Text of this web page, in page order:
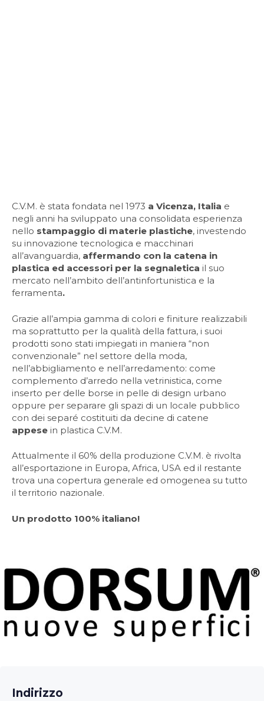
Indirizzo
C.V.M. è stata fondata nel 1973 a Vicenza, Italia e
negli anni ha sviluppato una consolidata esperienza
nello stampaggio di materie plastiche, investendo
su innovazione tecnologica e macchinari
all’avanguardia, affermando con la catena in
plastica ed accessori per la segnaletica il suo
mercato nell’ambito dell’antinfortunistica e la
ferramenta.
Grazie all’ampia gamma di colori e finiture realizzabili
ma soprattutto per la qualità della fattura, i suoi
prodotti sono stati impiegati in maniera “non
convenzionale” nel settore della moda,
nell’abbigliamento e nell’arredamento: come
complemento d’arredo nella vetrinistica, come
inserto per delle borse in pelle di design urbano
oppure per separare gli spazi di un locale pubblico
con dei separé costituiti da decine di catene
appese in plastica C.V.M.
Attualmente il 60% della produzione C.V.M. è rivolta
all’esportazione in Europa, Africa, USA ed il restante
trova una copertura generale ed omogenea su tutto
il territorio nazionale.
Un prodotto 100% italiano!